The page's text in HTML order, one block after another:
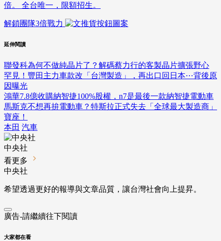
倍。 全台唯一，限額招生。
解鎖團隊3倍戰力
延伸閱讀
聯發科為何不做純晶片了？解碼蔡力行的客製晶片擴張野心
罕見！豐田主力車款改「台灣製造」，再出口回日本⋯背後原
因曝光
鴻華7.8億收購納智捷100%股權，n7是最後一款納智捷電動車
馬斯克不想再拚電動車？特斯拉正式失去「全球最大製造商」
寶座！
本田 汽車
中央社
看更多
中央社
希望透過更好的報導與文章品質，讓台灣社會向上提昇。
廣告-請繼續往下閱讀
大家都在看